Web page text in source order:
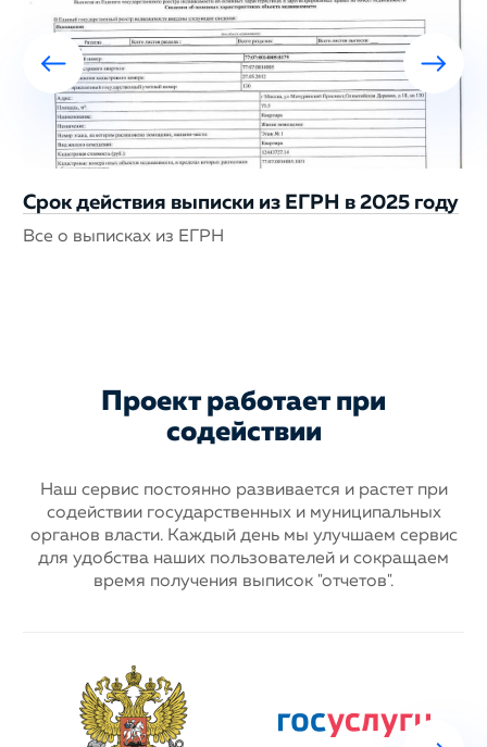
Срок действия выписки из ЕГРН в 2025 году
Все о выписках из ЕГРН
Проект работает при
содействии
Наш сервис постоянно развивается и растет при
содействии государственныхи муниципальных
органов власти. Каждый день мы улучшаем сервис
для удобства наших пользователей и сокращаем
время получения выписок "отчетов".